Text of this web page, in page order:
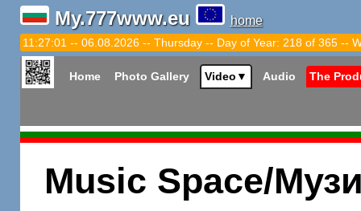
My.777www.eu home
11:27:02 -- 06.08.2026 -- Thursday -- Day of Year: 218 of 365 --
Home Photo Gallery Video ▼ Audio The
Music Space/